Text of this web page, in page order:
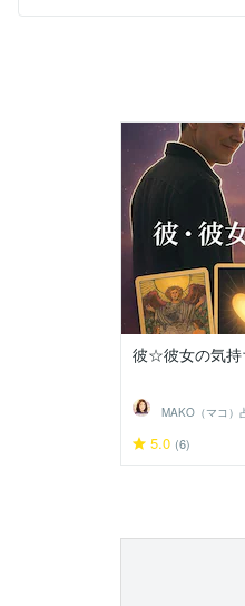
彼☆彼女の気持
5.0 (6)